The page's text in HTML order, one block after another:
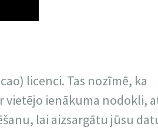
licenci. Tas nozīmē, ka
vietējo ienākuma nodokli,
lai aizsargātu jūsu